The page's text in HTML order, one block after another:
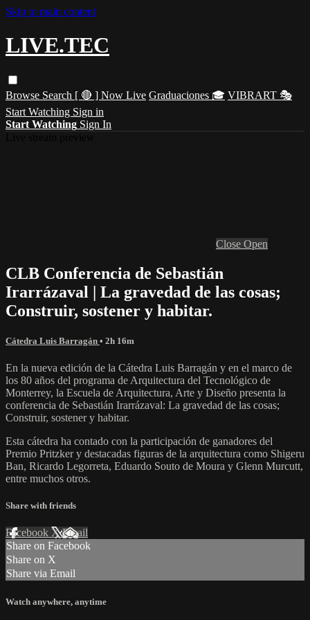
Skip to main content
LIVE.TEC
Browse Search [ 🔴 ] Now Live Graduaciones 🎓 VIBRART 🎭
Start Watching Sign in
Start Watching Sign In
Close Open
CLB Conferencia de Sebastián
Irarrázaval | La gravedad de las cosas;
Construir, sostener y habitar.
Cátedra Luis Barragán • 2h 16m
En la nueva edición de la Cátedra Luis Barragán y en el marco de
los 80 años del programa de Arquitectura del Tecnológico de
Monterrey, la Escuela de Arquitectura, Arte y Diseño presenta la
conferencia de Sebastián Irarrázaval: La gravedad de las cosas;
Construir, sostener y habitar.
Esta cátedra ha contado con la participación de ganadores del
Premio Pritzker y destacadas figuras de la arquitectura como Shigeru
Ban, Ricardo Legorreta, Eduardo Souto de Moura y Glenn Murcutt,
entre muchos otros.
Share with friends
Facebook XEmail
Share on Facebook
Share on X
Share via Email
Watch anywhere, anytime